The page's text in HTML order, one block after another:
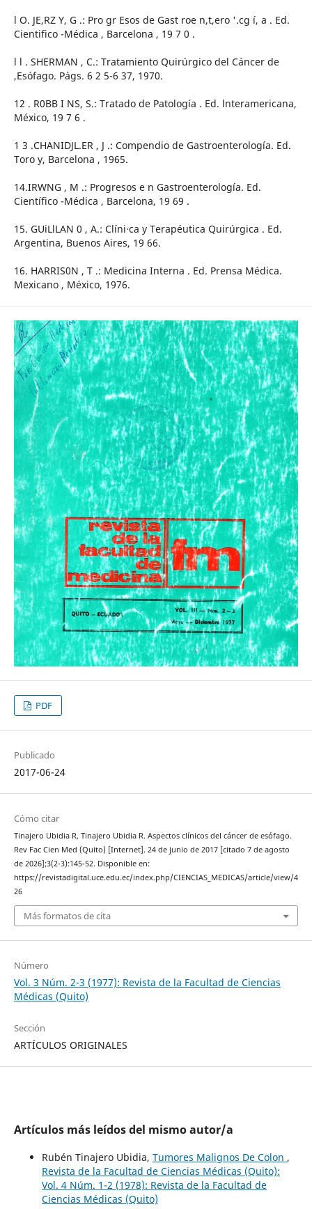
l O. JE,RZ Y, G .: Pro gr Esos de Gast roe n,t,ero '.cg í, a . Ed.
Cientifico -Médica , Barcelona , 19 7 0 .
l l . SHERMAN , C.: Tratamiento Quirúrgico del Cáncer de
,Esófago. Págs. 6 2 5-6 37, 1970.
12 . R0BB I NS, S.: Tratado de Patología . Ed. lnteramericana,
México, 19 7 6 .
1 3 .CHANIDJL.ER , J .: Compendio de Gastroenterología. Ed.
Toro y, Barcelona , 1965.
14.IRWNG , M .: Progresos e n Gastroenterología. Ed.
Científico -Médica , Barcelona, 19 69 .
15. GUiLlLAN 0 , A.: Clíni·ca y Terapéutica Quirúrgica . Ed.
Argentina, Buenos Aires, 19 66.
16. HARRIS0N , T .: Medicina Interna . Ed. Prensa Médica.
Mexicano , México, 1976.
PDF
Publicado
2017-06-24
Cómo citar
Tinajero Ubidia R, Tinajero Ubidia R. Aspectos clínicos del cáncer de esófago.
Rev Fac Cien Med (Quito) [Internet]. 24 de junio de 2017 [citado 7 de agosto
de 2026];3(2-3):145-52. Disponible en:
https://revistadigital.uce.edu.ec/index.php/CIENCIAS_MEDICAS/article/view/4
26
Más formatos de cita
Número
Vol. 3 Núm. 2-3 (1977): Revista de la Facultad de Ciencias
Médicas (Quito)
Sección
ARTÍCULOS ORIGINALES
Artículos más leídos del mismo autor/a
Rubén Tinajero Ubidia, Tumores Malignos De Colon ,
Revista de la Facultad de Ciencias Médicas (Quito):
Vol. 4 Núm. 1-2 (1978): Revista de la Facultad de
Ciencias Médicas (Quito)